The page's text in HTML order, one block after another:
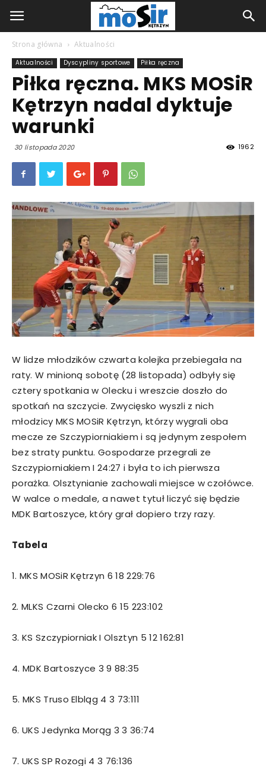
Strona główna Aktualności
Aktualności Dyscypliny sportowe Piłka ręczna
Piłka ręczna. MKS MOSiR
Kętrzyn nadal dyktuje
warunki
30 listopada 2020 1962
W lidze młodzików czwarta kolejka przebiegała na
raty. W minioną sobotę (28 listopada) odbyły się
cztery spotkania w Olecku i wreszcie doszło do
spotkań na szczycie. Zwycięsko wyszli z nich
młodzicy MKS MOSiR Kętrzyn, którzy wygrali oba
mecze ze Szczypiorniakiem i są jedynym zespołem
bez straty punktu. Gospodarze przegrali ze
Szczypiorniakiem I 24:27 i była to ich pierwsza
porażka. Olsztynianie zachowali miejsce w czołówce.
W walce o medale, a nawet tytuł liczyć się będzie
MDK Bartoszyce, który grał dopiero trzy razy.
Tabela
1. MKS MOSiR Kętrzyn 6 18 229:76
2. MLKS Czarni Olecko 6 15 223:102
3. KS Szczypiorniak I Olsztyn 5 12 162:81
4. MDK Bartoszyce 3 9 88:35
5. MKS Truso Elbląg 4 3 73:111
6. UKS Jedynka Morąg 3 3 36:74
7. UKS SP Rozogi 4 3 76:136